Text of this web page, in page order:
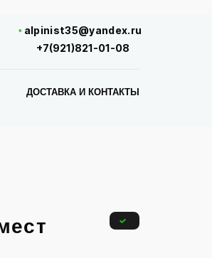
alpinist35@yandex.ru
+7(921)821-01-08
ДОСТАВКА И КОНТАКТЫ